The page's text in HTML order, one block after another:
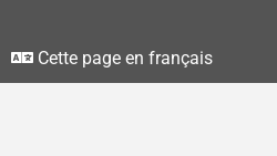
Cette page en français